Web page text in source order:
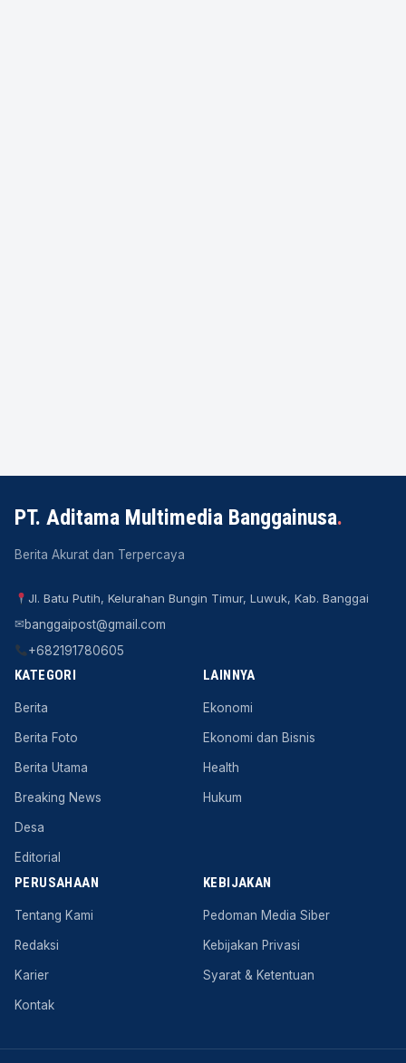
PT. Aditama Multimedia Banggainusa.
Berita Akurat dan Terpercaya
Jl. Batu Putih, Kelurahan Bungin Timur, Luwuk, Kab. Banggai
✉banggaipost@gmail.com
+682191780605
KATEGORI
Berita
Berita Foto
Berita Utama
Breaking News
Desa
Editorial
LAINNYA
Ekonomi
Ekonomi dan Bisnis
Health
Hukum
PERUSAHAAN
Tentang Kami
Redaksi
Karier
Kontak
KEBIJAKAN
Pedoman Media Siber
Kebijakan Privasi
Syarat & Ketentuan